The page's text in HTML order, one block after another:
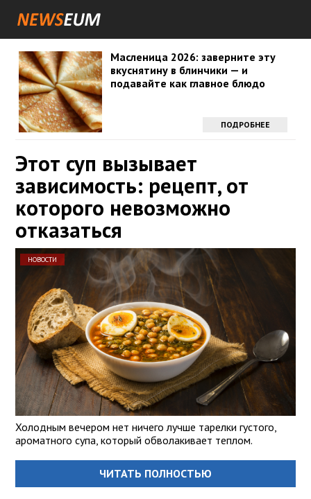
Масленица 2026: заверните эту
вкуснятину в блинчики — и
подавайте как главное блюдо
ПОДРОБНЕЕ
Этот суп вызывает
зависимость: рецепт, от
которого невозможно
отказаться
НОВОСТИ
Холодным вечером нет ничего лучше тарелки густого,
ароматного супа, который обволакивает теплом.
ЧИТАТЬ ПОЛНОСТЬЮ